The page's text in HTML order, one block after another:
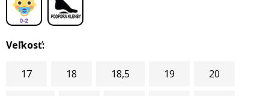
Veľkosť:
17 18 18,5 19 20